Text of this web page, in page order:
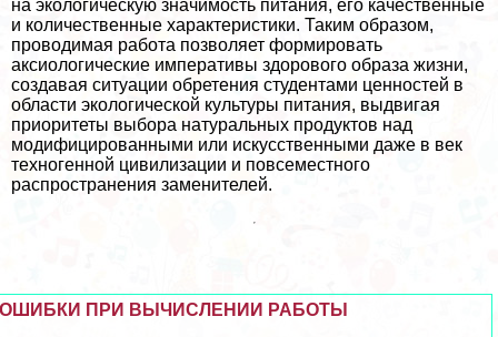
на экологическую значимость питания, его качественные
и количественные хаpaктеристики. Таким образом,
проводимая работа позволяет формировать
аксиологические императивы здорового образа жизни,
создавая ситуации обретения студентами ценностей в
области экологической культуры питания, выдвигая
приоритеты выбора натуральных продуктов над
модифицированными или искусственными даже в век
техногенной цивилизации и повсеместного
распространения заменителей.
ОШИБКИ ПРИ ВЫЧИСЛЕНИИ РАБОТЫ